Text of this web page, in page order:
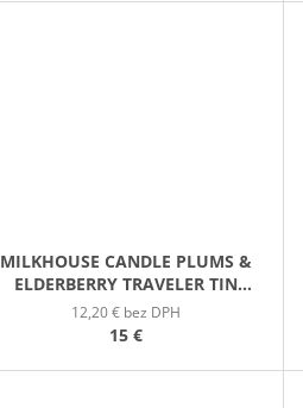
MILKHOUSE CANDLE PLUMS &
ELDERBERRY TRAVELER TIN
VONNÁ SVIEČKA V
PLECHOVIČKE 106G
12,20 € bez DPH
15 €